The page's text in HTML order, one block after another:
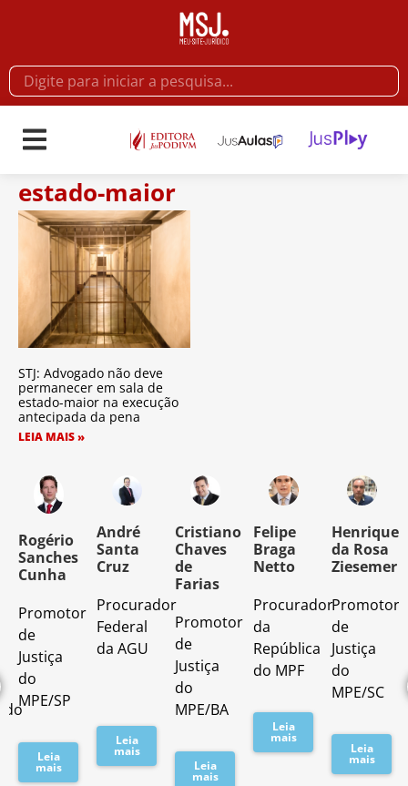
estado-maior
STJ: Advogado não deve
permanecer em sala de
estado-maior na execução
antecipada da pena
LEIA MAIS »
Rogério
Sanches
Cunha
Promotor
de
Justiça
do
MPE/SP
Leia
mais
André
Santa
Cruz
Procurador
Federal
da AGU
Leia
mais
Cristiano
Chaves
de
Farias
Promotor
de
Justiça
do
MPE/BA
Leia
mais
Felipe
Braga
Netto
Procurador
da
República
do MPF
Leia
mais
Henrique
da Rosa
Ziesemer
Promotor
de
Justiça
do
MPE/SC
Leia
mais